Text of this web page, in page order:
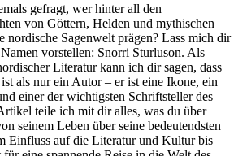
gefragt, ⁣wer hinter all den
von ⁣Göttern, Helden und ‌mythischen
nordische Sagenwelt prägen? ⁣Lass mich dir
vorstellen: Snorri ‍Sturluson. Als
Literatur kann⁣ ich ‍dir sagen, dass
als nur ein Autor – er‍ ist ​eine Ikone, ein
einer der wichtigsten Schriftsteller des
teile ich mit dir alles, was du über
seinem Leben über seine ​bedeutendsten
Einfluss auf die Literatur ⁣und Kultur​ bis